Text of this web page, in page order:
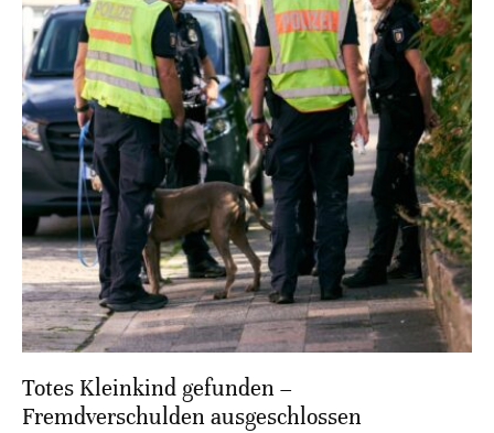
Totes Kleinkind gefunden –
Fremdverschulden ausgeschlossen